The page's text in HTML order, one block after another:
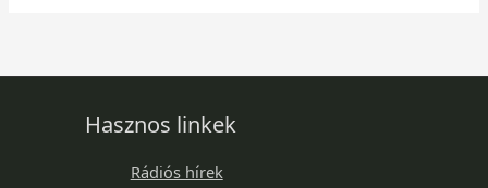
Hasznos linkek
Rádiós hírek